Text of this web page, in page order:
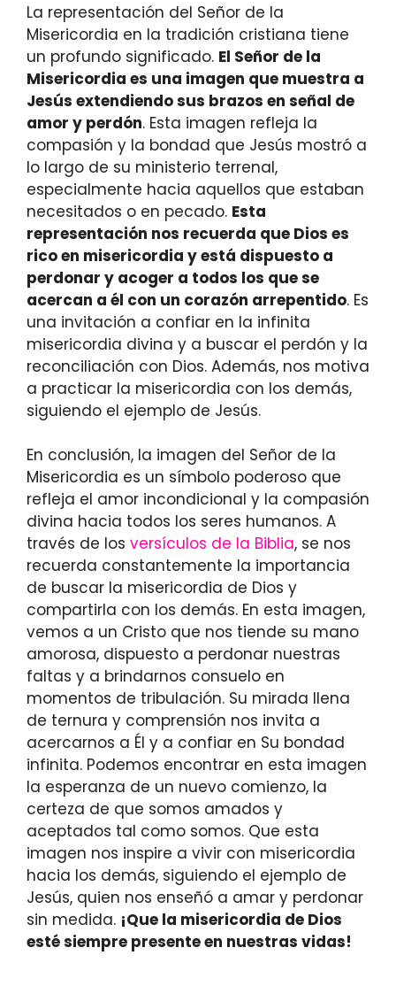
La representación del Señor de la
Misericordia en la tradición cristiana tiene
un profundo significado. El Señor de la
Misericordia es una imagen que muestra a
Jesús extendiendo sus brazos en señal de
amor y perdón. Esta imagen refleja la
compasión y la bondad que Jesús mostró a
lo largo de su ministerio terrenal,
especialmente hacia aquellos que estaban
necesitados o en pecado. Esta
representación nos recuerda que Dios es
rico en misericordia y está dispuesto a
perdonar y acoger a todos los que se
acercan a él con un corazón arrepentido. Es
una invitación a confiar en la infinita
misericordia divina y a buscar el perdón y la
reconciliación con Dios. Además, nos motiva
a practicar la misericordia con los demás,
siguiendo el ejemplo de Jesús.
En conclusión, la imagen del Señor de la
Misericordia es un símbolo poderoso que
refleja el amor incondicional y la compasión
divina hacia todos los seres humanos. A
través de los versículos de la Biblia, se nos
recuerda constantemente la importancia
de buscar la misericordia de Dios y
compartirla con los demás. En esta imagen,
vemos a un Cristo que nos tiende su mano
amorosa, dispuesto a perdonar nuestras
faltas y a brindarnos consuelo en
momentos de tribulación. Su mirada llena
de ternura y comprensión nos invita a
acercarnos a Él y a confiar en Su bondad
infinita. Podemos encontrar en esta imagen
la esperanza de un nuevo comienzo, la
certeza de que somos amados y
aceptados tal como somos. Que esta
imagen nos inspire a vivir con misericordia
hacia los demás, siguiendo el ejemplo de
Jesús, quien nos enseñó a amar y perdonar
sin medida. ¡Que la misericordia de Dios
esté siempre presente en nuestras vidas!